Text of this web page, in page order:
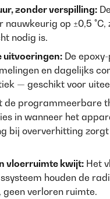
zonder verspilling:
op ±0,5
nodig is.
uitvoeringen: De
en dagelijks
— geschikt voor
de programmeerbare
in wanneer het
bij oververhitting
vloerruimte kwijt: Het
houden de
verloren ruimte.